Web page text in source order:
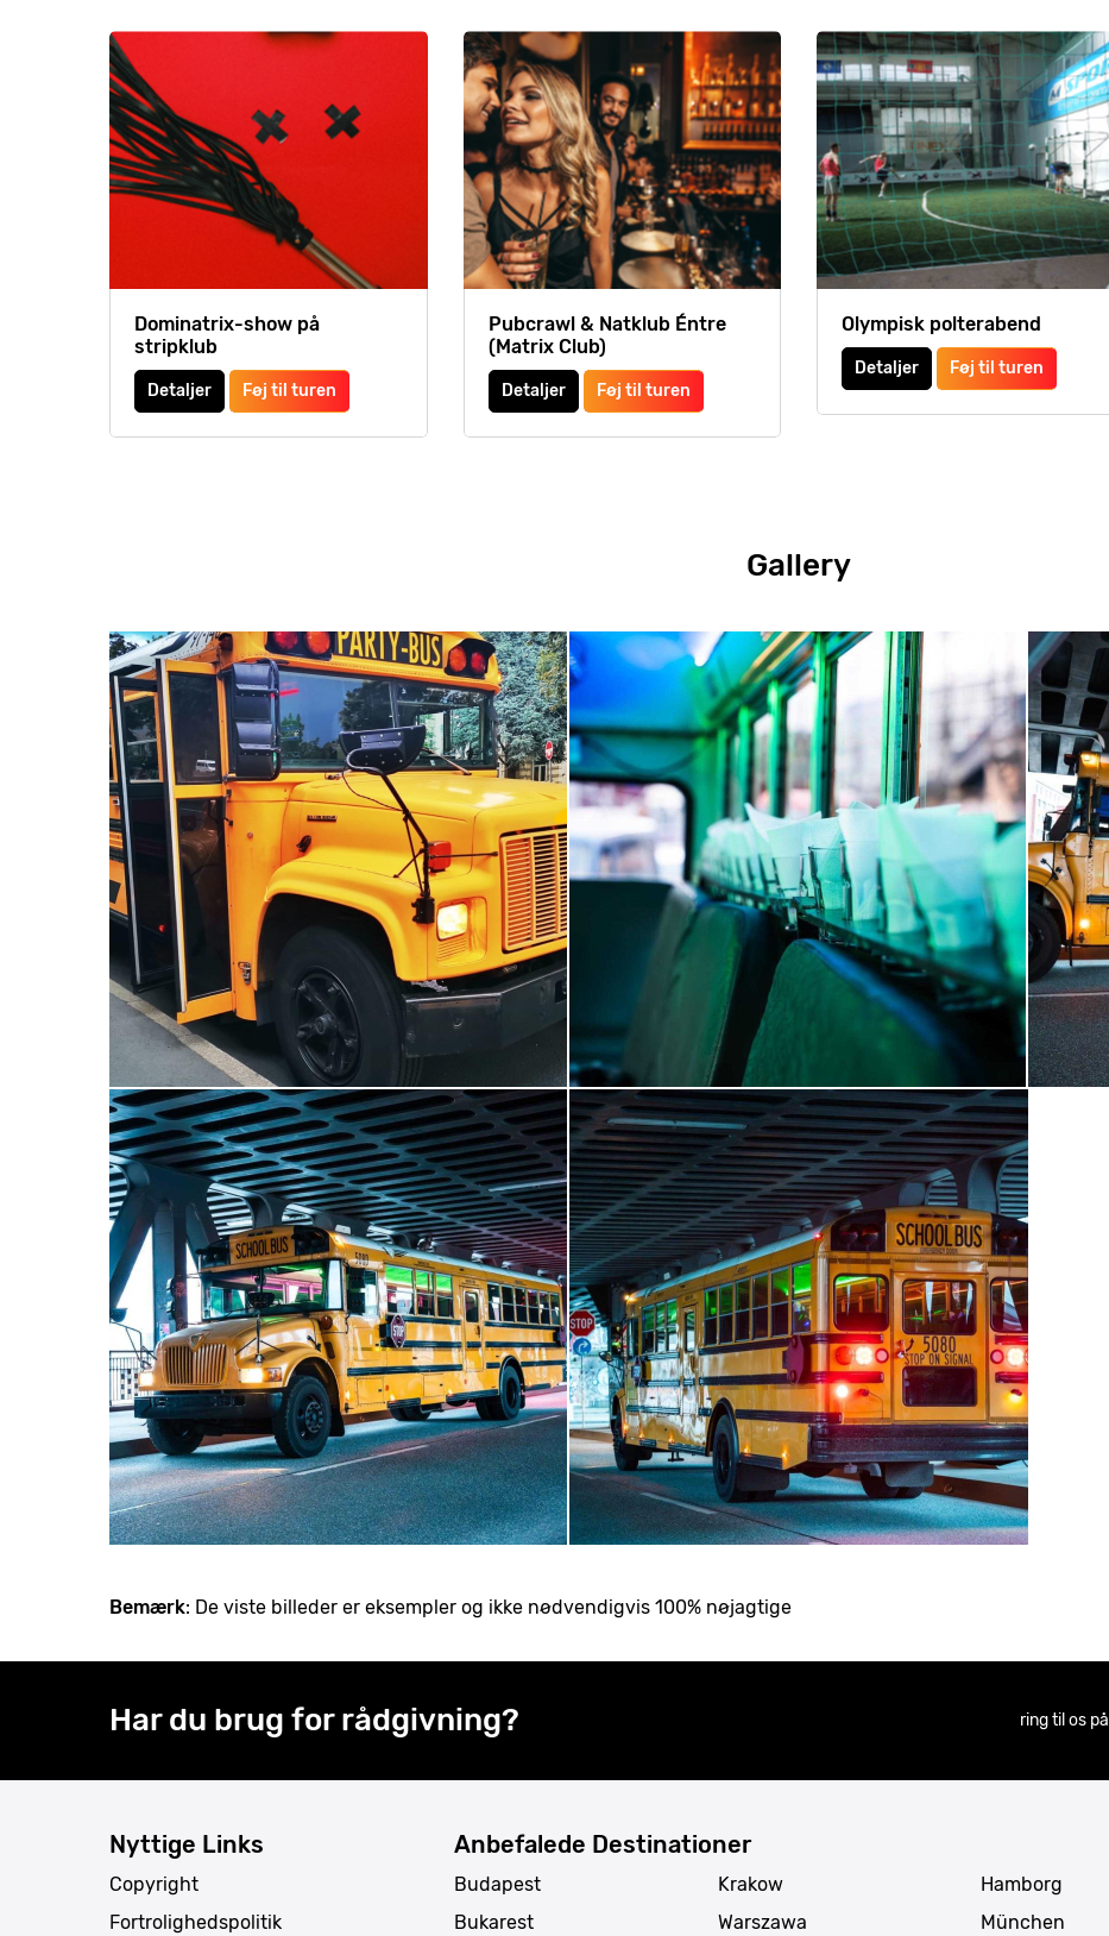
Dominatrix-show på
stripklub
Detaljer Føj til turen
Pubcrawl & Natklub Éntre
(Matrix Club)
Detaljer Føj til turen
Olympisk polterabend
Detaljer Føj til turen
Gallery
Bemærk: De viste billeder er eksempler og ikke nødvendigvis 100% nøjagtige
Har du brug for rådgivning? ring til os på
Nyttige Links
Copyright
Fortrolighedspolitik
Anbefalede Destinationer
Budapest
Bukarest
Krakow
Warszawa
Hamborg
München